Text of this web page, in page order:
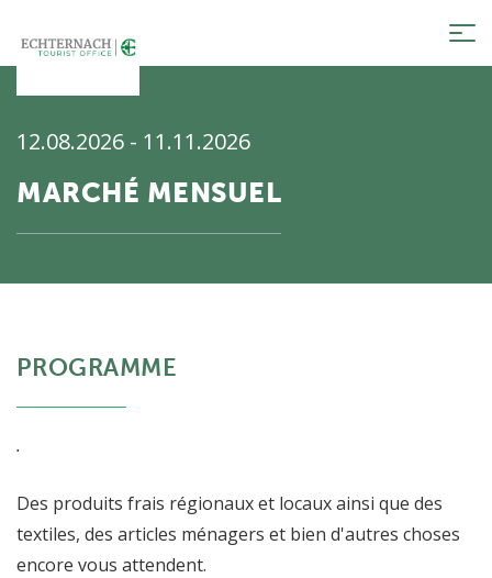
12.08.2026 - 11.11.2026
MARCHÉ MENSUEL
PROGRAMME
.
Des produits frais régionaux et locaux ainsi que des
textiles, des articles ménagers et bien d'autres choses
encore vous attendent.